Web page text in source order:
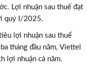
Lợi nhuận sau thuế đạt
quý I/2025.
lợi nhuận sau thuế
tháng đầu năm, Viettel
lợi nhuận cả năm.